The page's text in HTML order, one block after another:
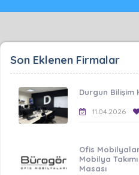
Son Eklenen Firmalar
Durgun Bilişim
11.04.2026
Ofis
Mobilya
Masası